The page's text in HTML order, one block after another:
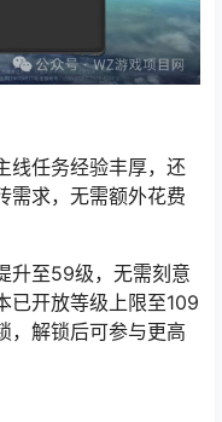
线任务经验丰厚，还
需求，无需额外花费
升至59级，无需刻意
已开放等级上限至109
，解锁后可参与更高